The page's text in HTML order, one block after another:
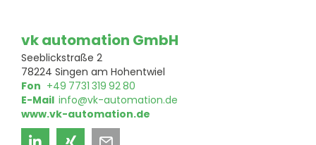
vk automation GmbH
Seeblickstraße 2
78224 Singen am Hohentwiel
Fon +49 7731 319 92 80
E-Mail info@vk-automation.de
www.vk-automation.de